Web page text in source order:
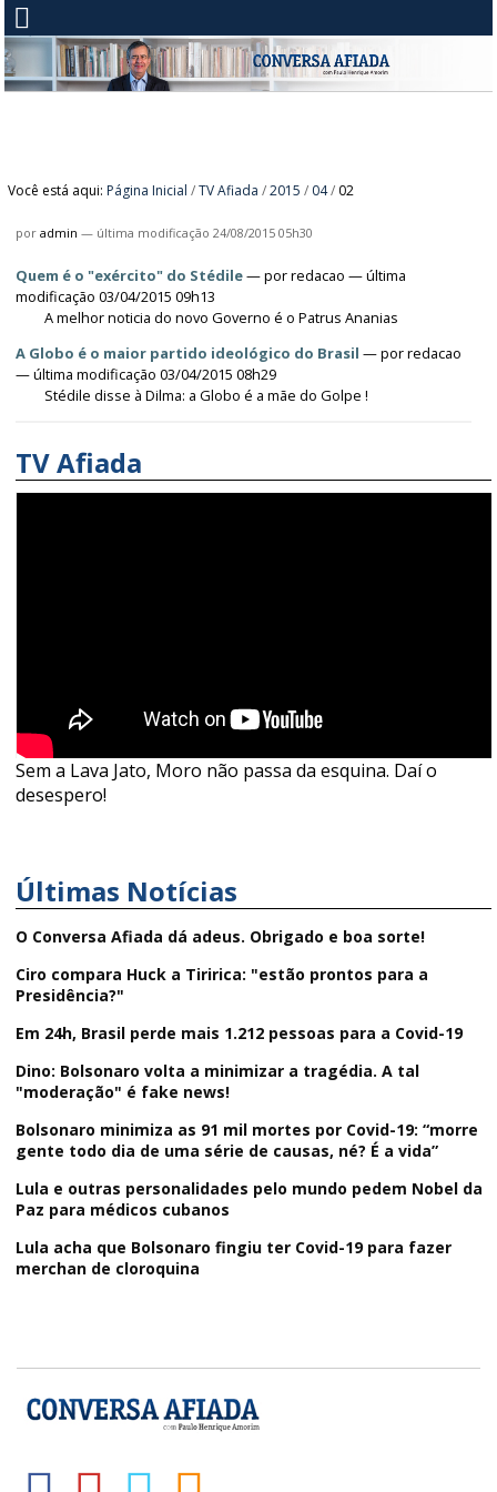
Você está aqui: Página Inicial /TV Afiada /2015 / 04/ 02
poradmin — última modificação 24/08/2015 05h30
Quem é o "exército" do Stédile—porredacao — última
modificação 03/04/2015 09h13
A melhor noticia do novo Governo é o Patrus Ananias
A Globo é o maior partido ideológico do Brasil —porredacao
— última modificação 03/04/2015 08h29
Stédile disse à Dilma: a Globo é a mãe do Golpe !
TV Afiada
Sem a Lava Jato, Moro não passa da esquina. Daí o
desespero!
Últimas Notícias
O Conversa Afiada dá adeus. Obrigado e boa sorte!
Ciro compara Huck a Tiririca: "estão prontos para a
Presidência?"
Em 24h, Brasil perde mais 1.212 pessoas para a Covid-19
Dino: Bolsonaro volta a minimizar a tragédia. A tal
"moderação" é fake news!
Bolsonaro minimiza as 91 mil mortes por Covid-19: “morre
gente todo dia de uma série de causas, né? É a vida”
Lula e outras personalidades pelo mundo pedem Nobel da
Paz para médicos cubanos
Lula acha que Bolsonaro fingiu ter Covid-19 para fazer
merchan de cloroquina